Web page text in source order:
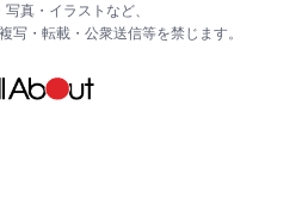
真・イラストなど、
写・転載・公衆送信等を禁じます。